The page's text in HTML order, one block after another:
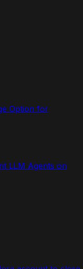
Option for
LLM Agents on